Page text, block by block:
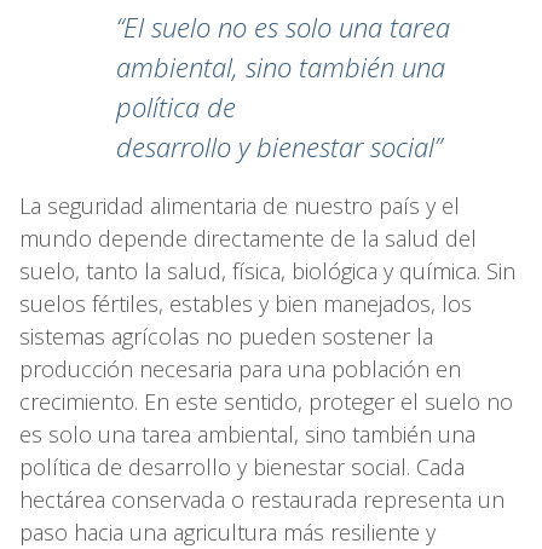
“El suelo no es solo una tarea
ambiental, sino también una
política de
desarrollo y bienestar social”
La seguridad alimentaria de nuestro país y el
mundo depende directamente de la salud del
suelo, tanto la salud, física, biológica y química. Sin
suelos fértiles, estables y bien manejados, los
sistemas agrícolas no pueden sostener la
producción necesaria para una población en
crecimiento. En este sentido, proteger el suelo no
es solo una tarea ambiental, sino también una
política de desarrollo y bienestar social. Cada
hectárea conservada o restaurada representa un
paso hacia una agricultura más resiliente y